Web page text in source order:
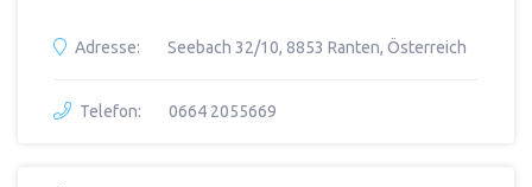
Adresse: Seebach 32/10, 8853 Ranten, Österreich
Telefon: 0664 2055669